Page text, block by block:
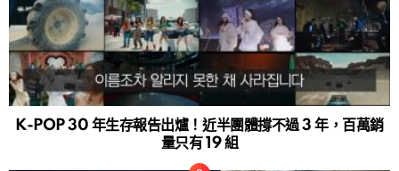
K-POP 30 年生存報告出爐！近半團體撐不過 3 年，百萬銷
量只有 19 組